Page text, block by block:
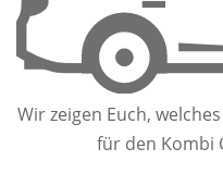
Wir zeigen Euch,
für den Kombi